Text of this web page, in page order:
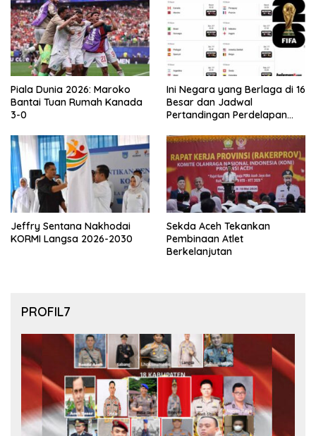
Piala Dunia 2026: Maroko
Bantai Tuan Rumah Kanada
3-0
Ini Negara yang Berlaga di 16
Besar dan Jadwal
Pertandingan Perdelapan
Jeffry Sentana Nakhodai
KORMI Langsa 2026-2030
Sekda Aceh Tekankan
Pembinaan Atlet
Berkelanjutan
PROFIL7